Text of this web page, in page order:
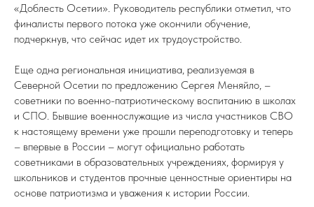
«Доблесть Осетии». Руководитель республики отметил, что
финалисты первого потока уже окончили обучение,
подчеркнув, что сейчас идет их трудоустройство.
Еще одна региональная инициатива, реализуемая в
Северной Осетии по предложению Сергея Меняйло, –
советники по военно-патриотическому воспитанию в школах
и СПО. Бывшие военнослужащие из числа участников СВО
к настоящему времени уже прошли переподготовку и теперь
– впервые в России – могут официально работать
советниками в образовательных учреждениях, формируя у
школьников и студентов прочные ценностные ориентиры на
основе патриотизма и уважения к истории России.